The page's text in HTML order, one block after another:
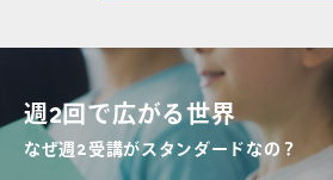
週2回で広がる世界
なぜ週2受講がスタンダードなの？